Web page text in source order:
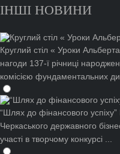
ІНШІ НОВИНИ
Круглий стіл « Уроки
нагоди 137-ї річниці
комісією фундаментальних
“Шлях до фінансового успіху”
Черкаського державного
участі в творчому конкурсі ...